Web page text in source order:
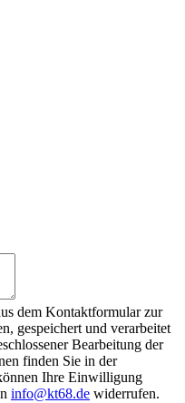
dem Kontaktformular zur
gespeichert und verarbeitet
Bearbeitung der
finden Sie in der
Ihre Einwilligung
info@kt68.de widerrufen.